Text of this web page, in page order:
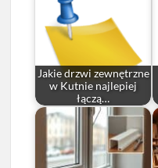
Jakie drzwi zewnętrzne
w Kutnie najlepiej
łączą…